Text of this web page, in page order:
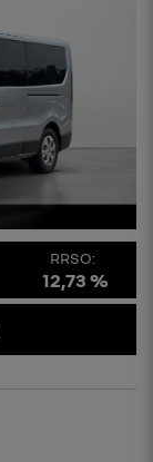
RRSO:
12,73 %